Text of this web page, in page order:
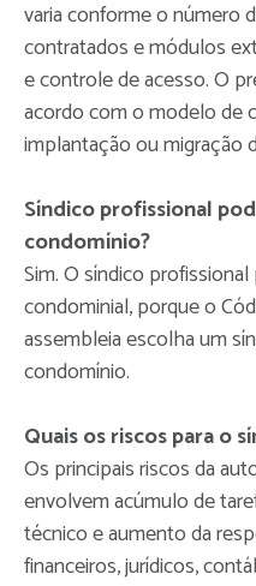
varia conforme o número
contratados e módulos
e controle de acesso. O
acordo com o modelo de
implantação ou migração
Síndico profissional
condomínio?
Sim. O síndico
condominial, porque o
assembleia escolha um
condomínio.
Quais os riscos para o
Os principais riscos da
envolvem acúmulo de
técnico e aumento da
financeiros, jurídicos,